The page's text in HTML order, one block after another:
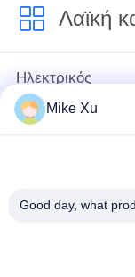
Λαϊκή
Ηλεκτρικός
βιομηχανικός
φούρνος
Mike Xu
Good day, what